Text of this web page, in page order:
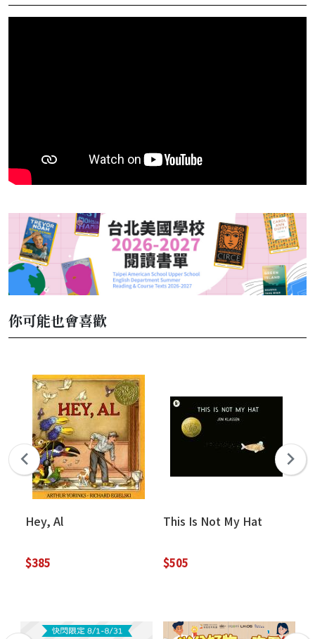
你可能也會喜歡
Hey, Al
$385
This Is Not My Hat
$505